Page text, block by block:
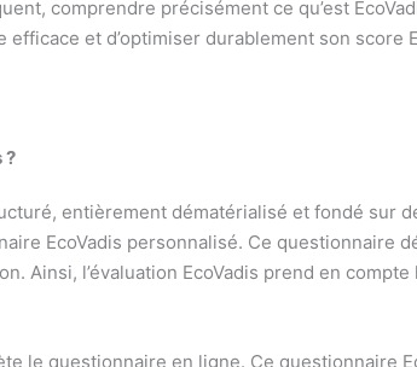
comprendre précisément ce qu’est
et d’optimiser durablement son score
?
entièrement dématérialisé et fondé sur
EcoVadis personnalisé. Ce questionnaire
Ainsi, l’évaluation EcoVadis prend en
le questionnaire en ligne. Ce questionnaire